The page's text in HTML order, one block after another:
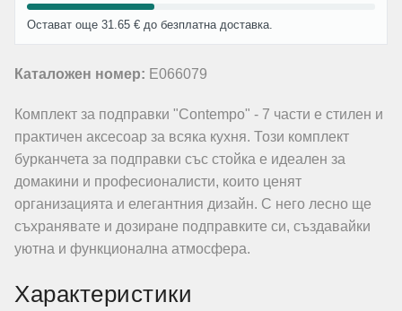
Остават още 31.65 € до безплатна доставка.
Каталожен номер: E066079
Комплект за подправки "Contempo" - 7 части е стилен и
практичен аксесоар за всяка кухня. Този комплект
бурканчета за подправки със стойка е идеален за
домакини и професионалисти, които ценят
организацията и елегантния дизайн. С него лесно ще
съхранявате и дозиране подправките си, създавайки
уютна и функционална атмосфера.
Характеристики